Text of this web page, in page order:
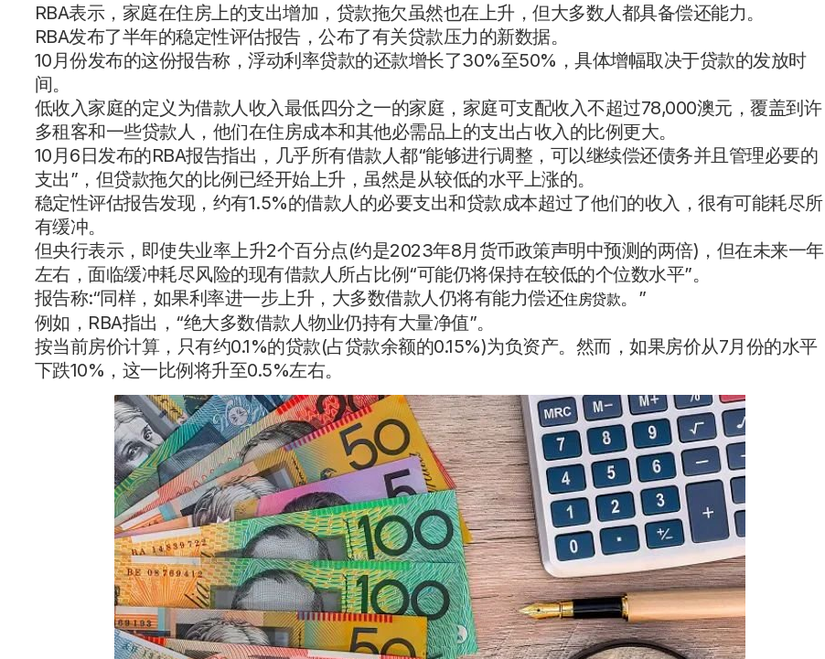
RBA表示，家庭在住房上的支出增加，贷款拖欠虽然也在上升，但大多数人都具备偿还能力。
RBA发布了半年的稳定性评估报告，公布了有关贷款压力的新数据。
10月份发布的这份报告称，浮动利率贷款的还款增长了30%至50%，具体增幅取决于贷款的发放时
间。
低收入家庭的定义为借款人收入最低四分之一的家庭，家庭可支配收入不超过78,000澳元，覆盖到许
多租客和一些贷款人，他们在住房成本和其他必需品上的支出占收入的比例更大。
10月6日发布的RBA报告指出，几乎所有借款人都“能够进行调整，可以继续偿还债务并且管理必要的
支出”，但贷款拖欠的比例已经开始上升，虽然是从较低的水平上涨的。
稳定性评估报告发现，约有1.5%的借款人的必要支出和贷款成本超过了他们的收入，很有可能耗尽所
有缓冲。
但央行表示，即使失业率上升2个百分点(约是2023年8月货币政策声明中预测的两倍)，但在未来一年
左右，面临缓冲耗尽风险的现有借款人所占比例“可能仍将保持在较低的个位数水平”。
报告称:“同样，如果利率进一步上升，大多数借款人仍将有能力偿还住房贷款。”
例如，RBA指出，“绝大多数借款人物业仍持有大量净值”。
按当前房价计算，只有约0.1%的贷款(占贷款余额的0.15%)为负资产。然而，如果房价从7月份的水平
下跌10%，这一比例将升至0.5%左右。